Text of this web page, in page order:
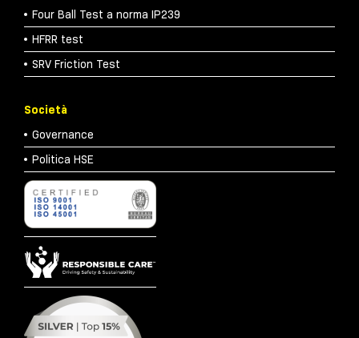
Four Ball Test a norma IP239
HFRR test
SRV Friction Test
Società
Governance
Politica HSE